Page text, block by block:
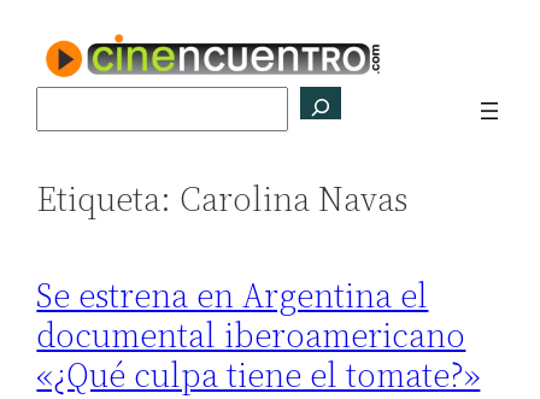
contenido
Etiqueta: Carolina Navas
Se estrena en Argentina el
documental iberoamericano
«¿Qué culpa tiene el tomate?»